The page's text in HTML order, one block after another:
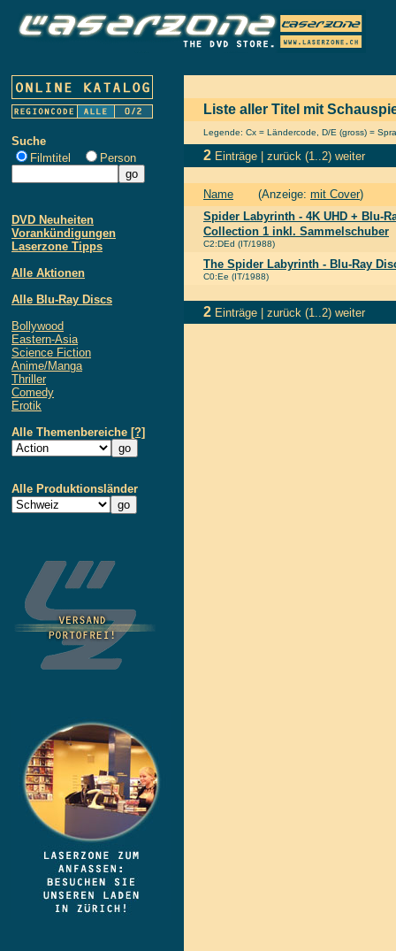
Suche
Filmtitel
Person
DVD Neuheiten
Vorankündigungen
Laserzone Tipps
Alle Aktionen
Alle Blu-Ray Discs
Bollywood
Eastern-Asia
Science Fiction
Anime/Manga
Thriller
Comedy
Erotik
Alle Themenbereiche [?]
Alle Produktionsländer
Liste aller Titel mit
Legende: Cx = Ländercode, D/E (gross) =
2 Einträge | zurück (1..2) weiter
Name (Anzeige: mit Cover)
Spider Labyrinth - 4K UHD + Blu-
Collection 1 inkl. Sammelschuber
C2:DEd (IT/1988)
The Spider Labyrinth - Blu-Ray
C0:Ee (IT/1988)
2 Einträge | zurück (1..2) weiter